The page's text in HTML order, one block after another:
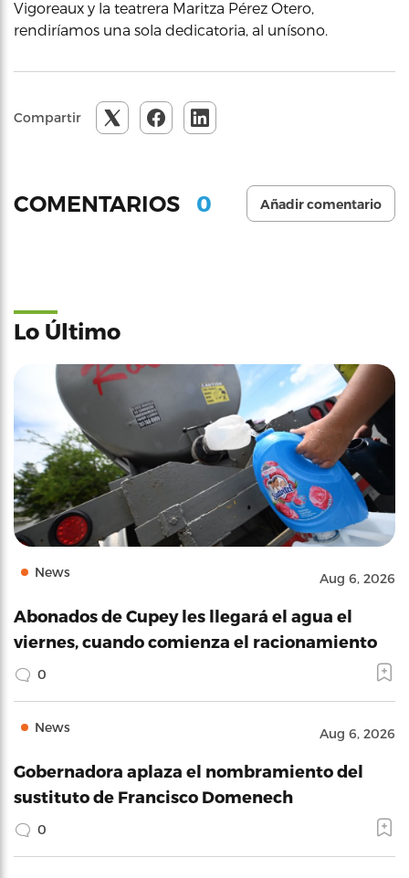
Vigoreaux y la teatrera Maritza Pérez Otero,
rendiríamos una sola dedicatoria, al unísono.
Compartir
COMENTARIOS 0 Añadir comentario
Lo Último
News Aug 6, 2026
Abonados de Cupey les llegará el agua el
viernes, cuando comienza el racionamiento
0
News Aug 6, 2026
Gobernadora aplaza el nombramiento del
sustituto de Francisco Domenech
0